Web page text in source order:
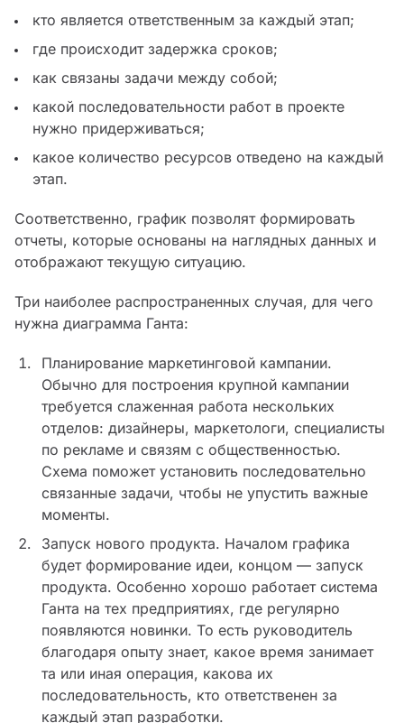
кто является ответственным за каждый этап;
где происходит задержка сроков;
как связаны задачи между собой;
какой последовательности работ в проекте
нужно придерживаться;
какое количество ресурсов отведено на каждый
этап.
Соответственно, график позволят формировать
отчеты, которые основаны на наглядных данных и
отображают текущую ситуацию.
Три наиболее распространенных случая, для чего
нужна диаграмма Ганта:
Планирование маркетинговой кампании.
Обычно для построения крупной кампании
требуется слаженная работа нескольких
отделов: дизайнеры, маркетологи, специалисты
по рекламе и связям с общественностью.
Схема поможет установить последовательно
связанные задачи, чтобы не упустить важные
моменты.
Запуск нового продукта. Началом графика
будет формирование идеи, концом — запуск
продукта. Особенно хорошо работает система
Ганта на тех предприятиях, где регулярно
появляются новинки. То есть руководитель
благодаря опыту знает, какое время занимает
та или иная операция, какова их
последовательность, кто ответственен за
каждый этап разработки.